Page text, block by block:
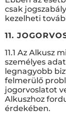
csak
kezelheti
11.
11.1 Az Alkusz
személyes
legnagyobb
felmerülő
jogorvoslatot
Alkuszhoz
érdekében.